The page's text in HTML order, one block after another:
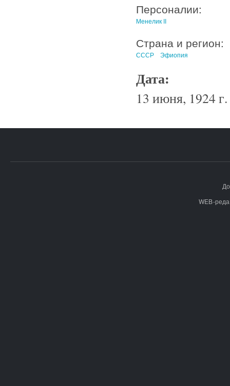
Персоналии:
Менелик II
Страна и регион:
СССР Эфиопия
Дата:
13 июня, 1924 г.
WEB-